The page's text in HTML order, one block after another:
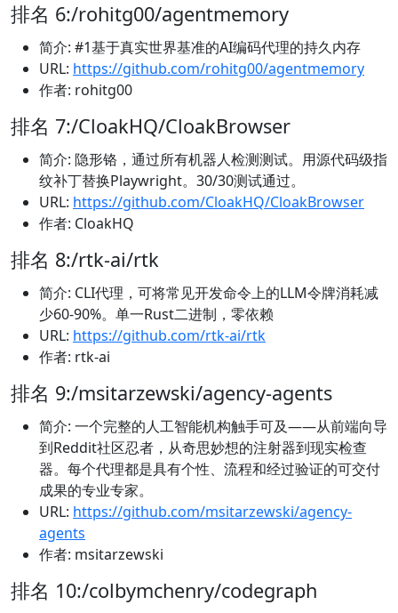
排名 6:/rohitg00/agentmemory
简介: #1基于真实世界基准的AI编码代理的持久内存
URL: https://github.com/rohitg00/agentmemory
作者: rohitg00
排名 7:/CloakHQ/CloakBrowser
简介: 隐形铬，通过所有机器人检测测试。用源代码级指
纹补丁替换Playwright。30/30测试通过。
URL: https://github.com/CloakHQ/CloakBrowser
作者: CloakHQ
排名 8:/rtk-ai/rtk
简介: CLI代理，可将常见开发命令上的LLM令牌消耗减
少60-90%。单一Rust二进制，零依赖
URL: https://github.com/rtk-ai/rtk
作者: rtk-ai
排名 9:/msitarzewski/agency-agents
简介: 一个完整的人工智能机构触手可及——从前端向导
到Reddit社区忍者，从奇思妙想的注射器到现实检查
器。每个代理都是具有个性、流程和经过验证的可交付
成果的专业专家。
URL: https://github.com/msitarzewski/agency-
agents
作者: msitarzewski
排名 10:/colbymchenry/codegraph